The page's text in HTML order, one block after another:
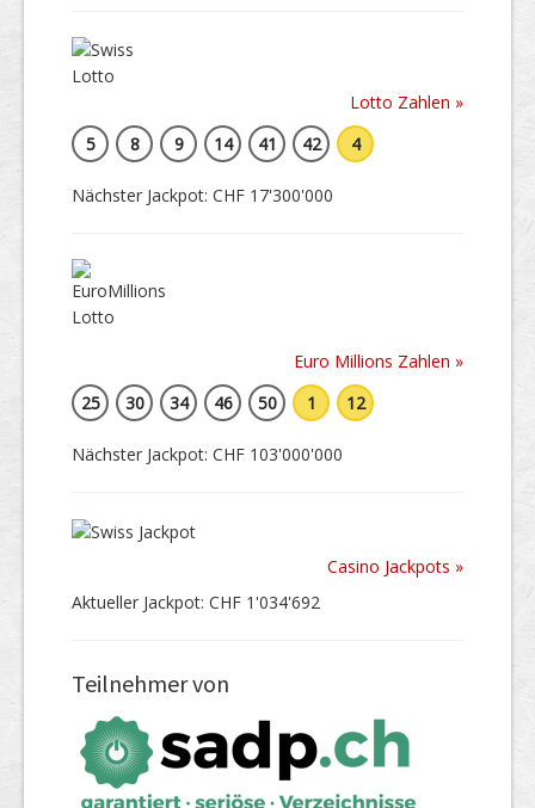
Lotto Zahlen »
5
8 9 14 41 42 4
Nächster Jackpot: CHF 17'300'000
Euro Millions Zahlen »
25
30 34 46 50 1 12
Nächster Jackpot: CHF 103'000'000
Casino Jackpots »
Aktueller Jackpot: CHF 1'034'692
Teilnehmer von